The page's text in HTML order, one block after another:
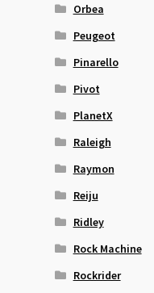
Orbea
Peugeot
Pinarello
Pivot
PlanetX
Raleigh
Raymon
Reiju
Ridley
Rock Machine
Rockrider